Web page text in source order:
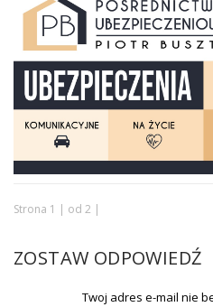
Strona 1 | od 2 |
ZOSTAW ODPOWIEDŹ
Twoj adres e-mail nie